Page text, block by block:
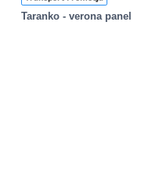
Taranko - verona panel